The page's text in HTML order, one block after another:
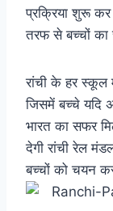
प्रक्रिया शुरू कर
तरफ से बच्चों का
रांची के हर स्कूल
जिसमें बच्चे यदि
भारत का सफर
देगी रांची रेल
बच्चों को चयन